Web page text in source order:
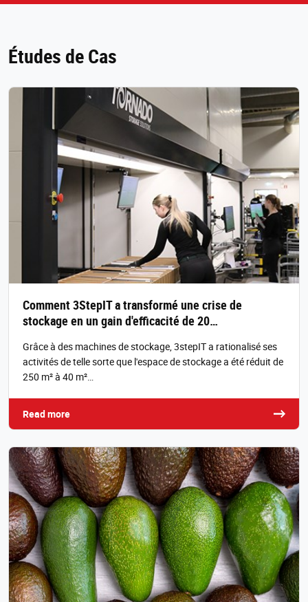
Études de Cas
Comment 3StepIT a transformé une crise de
stockage en un gain d'efficacité de 20…
Grâce à des machines de stockage, 3stepIT a rationalisé ses
activités de telle sorte que l'espace de stockage a été réduit de
250 m² à 40 m²…
Read more